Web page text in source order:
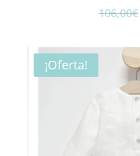
106,00€
¡Oferta!